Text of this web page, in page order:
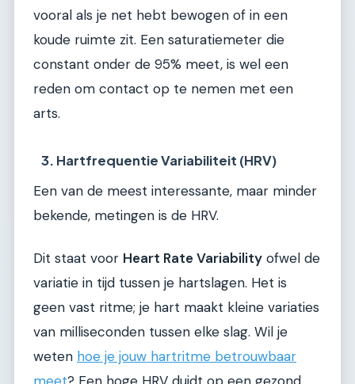
vooral als je net hebt bewogen of in een
koude ruimte zit. Een saturatiemeter die
constant onder de 95% meet, is wel een
reden om contact op te nemen met een
arts.
3. Hartfrequentie Variabiliteit (HRV)
Een van de meest interessante, maar minder
bekende, metingen is de HRV.
Dit staat voor Heart Rate Variability ofwel de
variatie in tijd tussen je hartslagen. Het is
geen vast ritme; je hart maakt kleine variaties
van milliseconden tussen elke slag. Wil je
weten hoe je jouw hartritme betrouwbaar